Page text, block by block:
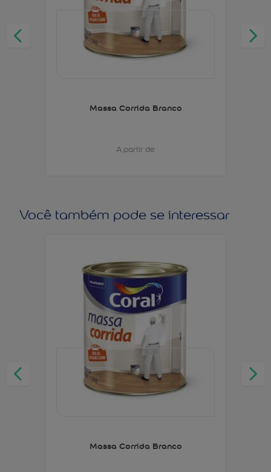
Massa Corrida Branco
A partir de
Você também pode se interessar
Massa Corrida Branco